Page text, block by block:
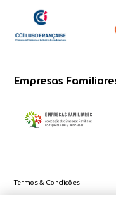
Empresas
Termos & Condições